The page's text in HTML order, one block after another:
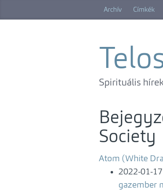
Archív Címkék
Spirituális
Society
Atom (White
2022-01-17
gazember